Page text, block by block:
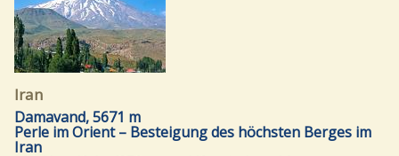
Iran
Damavand, 5671 m
Perle im Orient – Besteigung des höchsten Berges im
Iran